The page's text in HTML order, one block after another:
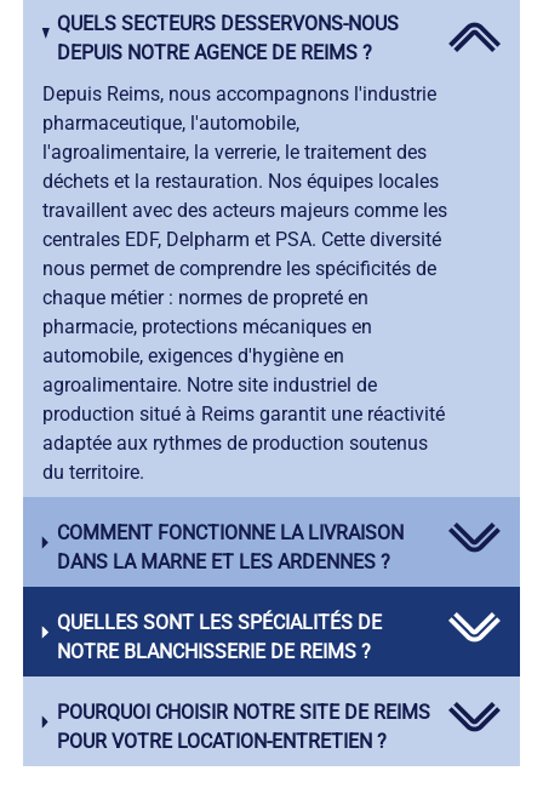
QUELS SECTEURS DESSERVONS-NOUS
DEPUIS NOTRE AGENCE DE REIMS ?
Depuis Reims, nous accompagnons l'industrie
pharmaceutique, l'automobile,
l'agroalimentaire, la verrerie, le traitement des
déchets et la restauration. Nos équipes locales
travaillent avec des acteurs majeurs comme les
centrales EDF, Delpharm et PSA. Cette diversité
nous permet de comprendre les spécificités de
chaque métier : normes de propreté en
pharmacie, protections mécaniques en
automobile, exigences d'hygiène en
agroalimentaire. Notre site industriel de
production situé à Reims garantit une réactivité
adaptée aux rythmes de production soutenus
du territoire.
COMMENT FONCTIONNE LA LIVRAISON
DANS LA MARNE ET LES ARDENNES ?
QUELLES SONT LES SPÉCIALITÉS DE
NOTRE BLANCHISSERIE DE REIMS ?
POURQUOI CHOISIR NOTRE SITE DE REIMS
POUR VOTRE LOCATION-ENTRETIEN ?